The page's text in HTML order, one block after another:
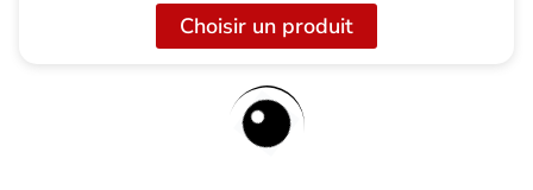
Choisir un produit